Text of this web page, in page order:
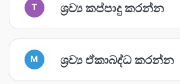
T ශ්‍රව්‍ය කප්පාදු කරන්න
M ශ්‍රව්‍ය ඒකාබද්ධ කරන්න